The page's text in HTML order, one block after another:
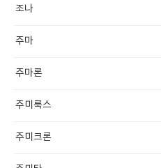
조나
주마
주마론
주미룩스
주미크론